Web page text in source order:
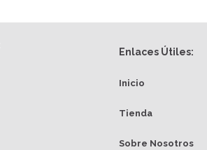
Enlaces Útiles:
Inicio
Tienda
Sobre Nosotros